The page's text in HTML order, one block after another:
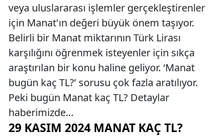
veya uluslararası işlemler gerçekleştirenler
için Manat'ın değeri büyük önem taşıyor.
Belirli bir Manat miktarının Türk Lirası
karşılığını öğrenmek isteyenler için sıkça
araştırılan bir konu haline geliyor. ‘Manat
bugün kaç TL?’ sorusu çok fazla aratılıyor.
Peki bugün Manat kaç TL? Detaylar
haberimizde…
29 KASIM 2024 MANAT KAÇ TL?